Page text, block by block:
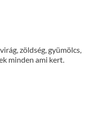
zöldség, gyümölcs,
minden ami kert.